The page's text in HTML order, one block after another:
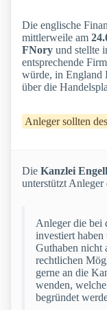
Die englische
mittlerweile am
FNory und stellte
entsprechende
würde, in England
über die
Anleger sollten
Die Kanzlei
unterstützt Anleger
Anleger die bei
investiert haben
Guthaben nicht
rechtlichen
gerne an die
wenden,
begründet